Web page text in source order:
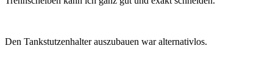
Den Tankstutzenhalter auszubauen war alternativlos.